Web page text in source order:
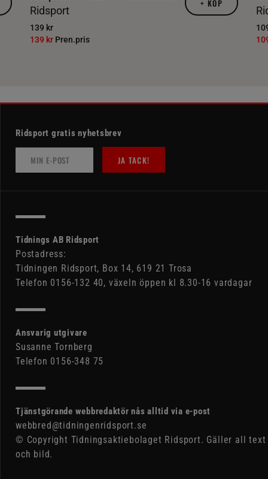
Ridsport
139 kr
139 kr Pren.pris
+ KÖP
Ridsport gratis nyhetsbrev
JA TACK!
Tidnings AB Ridsport
Postadress:
Tidningen Ridsport, Box 14, 619 21 Trosa
Telefon 0156-132 40, växeln öppen kl 8.30-16 vardagar
Ansvarig utgivare
Susanne Tornberg
Telefon 0156-348 75
Tjänstgörande webbredaktör nås alltid via e-post
webbred@tidningenridsport.se
© Copyright Tidningsaktiebolaget Ridsport. Gäller all text
och bild.